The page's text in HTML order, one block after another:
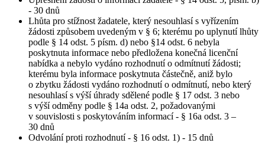
- 30 dnů
Lhůta pro stížnost žadatele, který nesouhlasí s vyřízením
žádosti způsobem uvedeným v § 6; kterému po uplynutí lhůty
podle § 14 odst. 5 písm. d) nebo §14 odst. 6 nebyla
poskytnuta informace nebo předložena konečná licenční
nabídka a nebylo vydáno rozhodnutí o odmítnutí žádosti;
kterému byla informace poskytnuta částečně, aniž bylo
o zbytku žádosti vydáno rozhodnutí o odmítnutí, nebo který
nesouhlasí s výší úhrady sdělené podle § 17 odst. 3 nebo
s výší odměny podle § 14a odst. 2, požadovanými
v souvislosti s poskytováním informací - § 16a odst. 3 –
30 dnů
Odvolání proti rozhodnutí - § 16 odst. 1) - 15 dnů